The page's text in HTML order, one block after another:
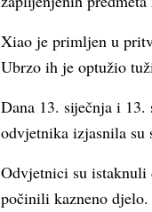
Xiao je primljen u
Ubrzo ih je optužio
Dana 13. siječnja i
odvjetnika izjasnila su
Odvjetnici su istaknuli
počinili kazneno